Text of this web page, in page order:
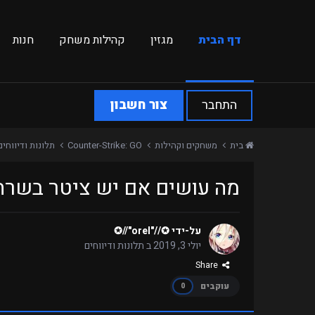
דף הבית מגזין קהילות משחק חנות
התחבר צור חשבון
בית משחקים וקהילות Counter-Strike: GO תלונות
מה עושים אם יש ציטר
על-ידי✪//"orel"//✪
יולי 3, 2019
בתלונות ודיווחים
עוקבים
0